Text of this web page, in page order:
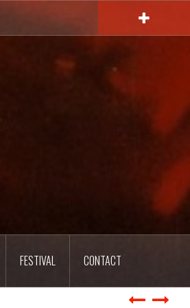
FESTIVAL CONTACT